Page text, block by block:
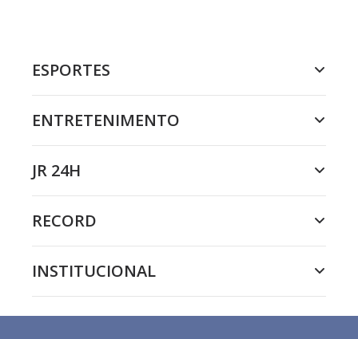
ESPORTES
ENTRETENIMENTO
JR 24H
RECORD
INSTITUCIONAL